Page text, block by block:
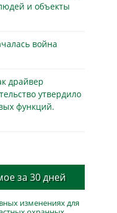
и объекты
война
драйвер
утвердило
функций.
за 30 дней
изменениях для